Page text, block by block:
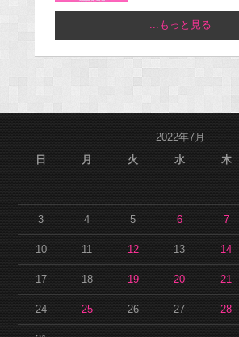
...もっと見る
2022年7月
日
月 火 水 木
3 4 5 6 7
10 11 12 13 14
17 18 19 20 21
24 25 26 27 28